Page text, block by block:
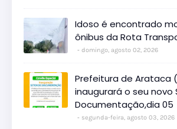
Idoso é encontrado
ônibus da Rota
domingo, agosto 02, 2026
Prefeitura de Arataca
inaugurará o seu novo
Documentação,dia 05
segunda-feira, agosto 03, 2026